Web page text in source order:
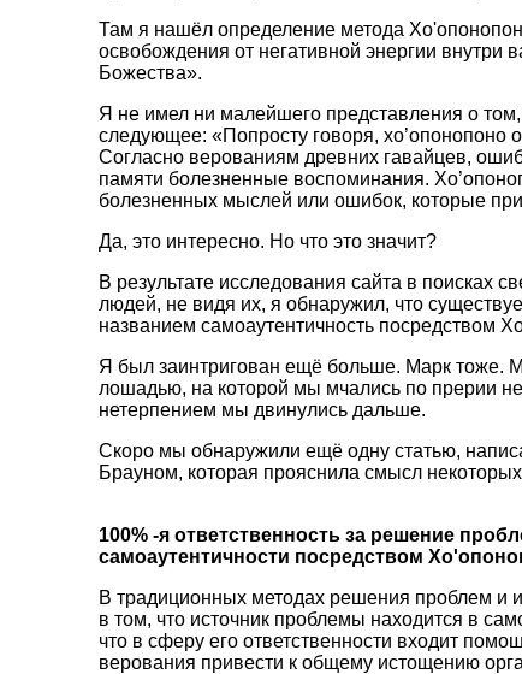
Там я нашёл определение метода
освобождения от негативной энергии внутри
Божества».
Я не имел ни малейшего представления о
следующее: «Попросту говоря, хо’опонопоно
Согласно верованиям древних гавайцев,
памяти болезненные воспоминания.
болезненных мыслей или ошибок, которые
Да, это интересно. Но что это значит?
В результате исследования сайта в поисках
людей, не видя их, я обнаружил, что
названием самоаутентичность посредством
Я был заинтригован ещё больше. Марк тоже.
лошадью, на которой мы мчались по прерии
нетерпением мы двинулись дальше.
Скоро мы обнаружили ещё одну статью,
Брауном, которая прояснила смысл
100% -я ответственность за решение
самоаутентичности посредством
В традиционных методах решения проблем и
в том, что источник проблемы находится в
что в сферу его ответственности входит
верования привести к общему истощению